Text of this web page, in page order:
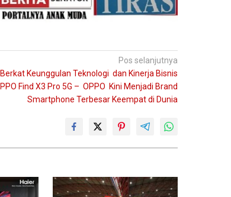
Pos selanjutnya
Berkat Keunggulan Teknologi dan Kinerja Bisnis
Find X3 Pro 5G – OPPO Kini Menjadi Brand
Smartphone Terbesar Keempat di Dunia